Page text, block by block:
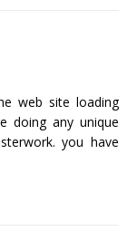
web site loading
doing any unique
you have